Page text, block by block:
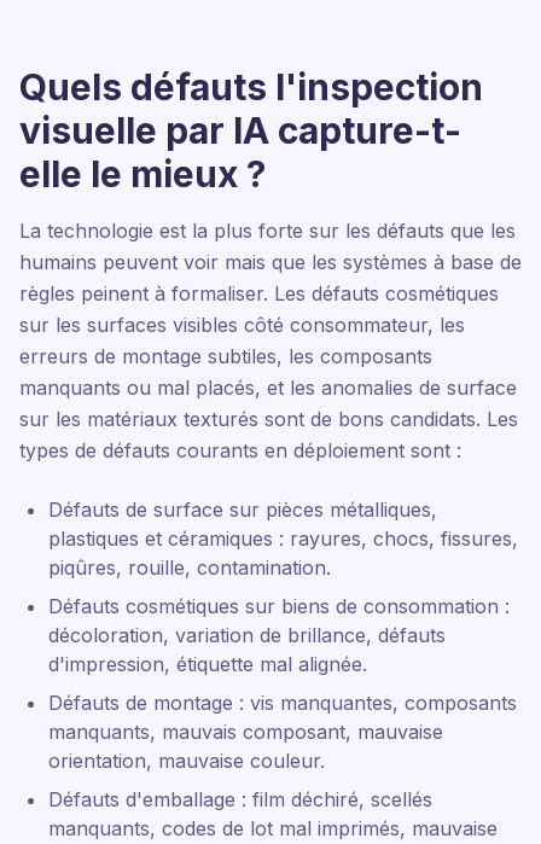
Quels défauts l'inspection
visuelle par IA capture-t-
elle le mieux ?
La technologie est la plus forte sur les défauts que les
humains peuvent voir mais que les systèmes à base de
règles peinent à formaliser. Les défauts cosmétiques
sur les surfaces visibles côté consommateur, les
erreurs de montage subtiles, les composants
manquants ou mal placés, et les anomalies de surface
sur les matériaux texturés sont de bons candidats. Les
types de défauts courants en déploiement sont :
Défauts de surface sur pièces métalliques,
plastiques et céramiques : rayures, chocs, fissures,
piqûres, rouille, contamination.
Défauts cosmétiques sur biens de consommation :
décoloration, variation de brillance, défauts
d'impression, étiquette mal alignée.
Défauts de montage : vis manquantes, composants
manquants, mauvais composant, mauvaise
orientation, mauvaise couleur.
Défauts d'emballage : film déchiré, scellés
manquants, codes de lot mal imprimés, mauvaise